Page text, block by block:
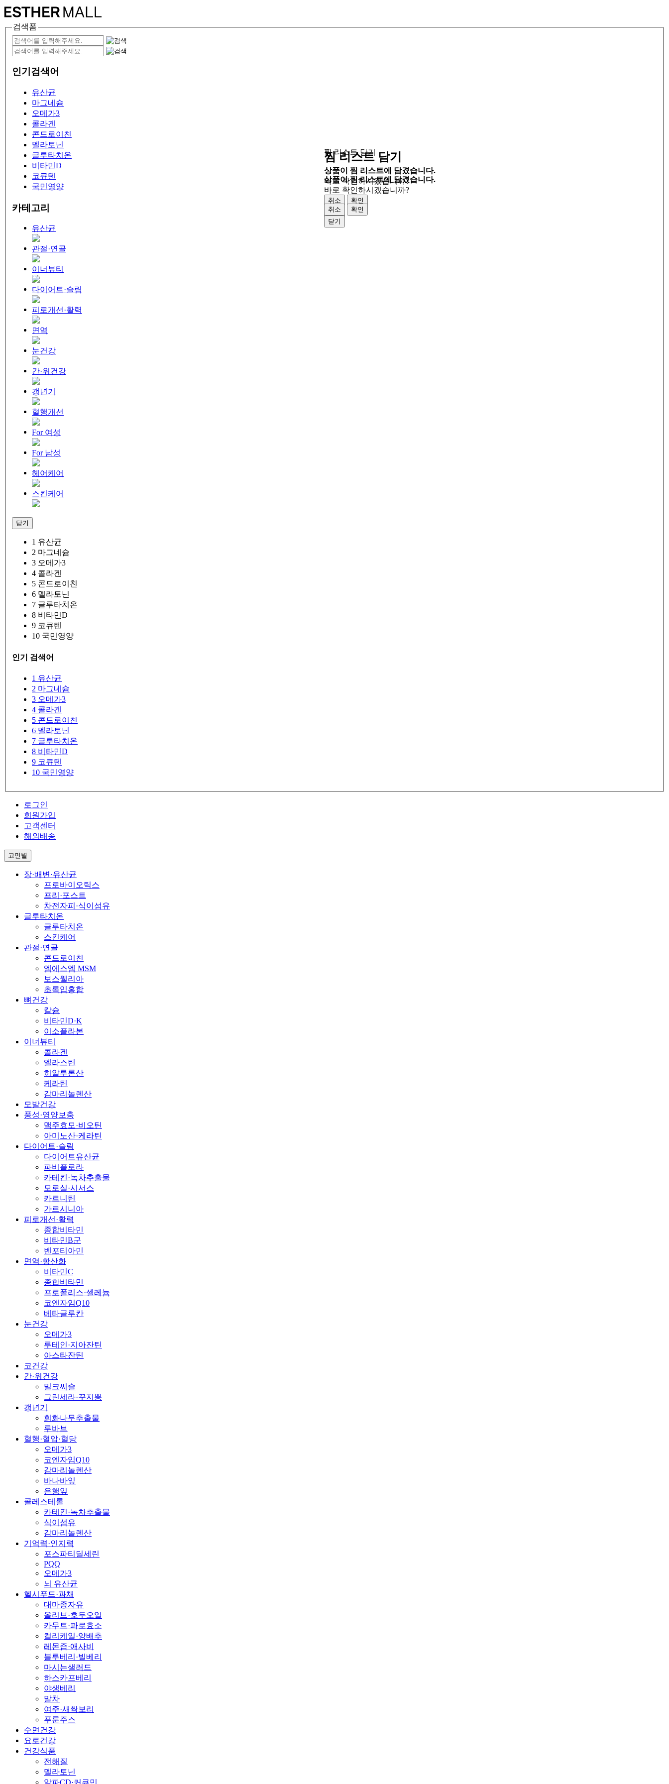
검색폼
인기검색어
유산균
마그네슘
오메가3
콜라겐
콘드로이친
멜라토닌
글루타치온
비타민D
코큐텐
국민영양
카테고리
유산균
관절·연골
이너뷰티
다이어트·슬림
피로개선·활력
면역
눈건강
간·위건강
갱년기
혈행개선
For 여성
For 남성
헤어케어
스킨케어
닫기
1 유산균
2 마그네슘
3 오메가3
4 콜라겐
5 콘드로이친
6 멜라토닌
7 글루타치온
8 비타민D
9 코큐텐
10 국민영양
인기 검색어
1 유산균
2 마그네슘
3 오메가3
4 콜라겐
5 콘드로이친
6 멜라토닌
7 글루타치온
8 비타민D
9 코큐텐
10 국민영양
로그인
회원가입
고객센터
해외배송
고민별
장·배변·유산균
프로바이오틱스
프리·포스트
차전자피·식이섬유
글루타치온
글루타치온
스킨케어
관절·연골
콘드로이친
엠에스엠 MSM
보스웰리아
초록입홍합
뼈건강
칼슘
비타민D·K
이소플라본
이너뷰티
콜라겐
엘라스틴
히알루론산
케라틴
감마리놀렌산
모발건강
풍성·영양보충
맥주효모·비오틴
아미노산·케라틴
다이어트·슬림
다이어트유산균
파비플로라
카테킨·녹차추출물
모로실·시서스
카르니틴
가르시니아
피로개선·활력
종합비타민
비타민B군
벤포티아민
면역·항산화
비타민C
종합비타민
프로폴리스·셀레늄
코엔자임Q10
베타글루칸
눈건강
오메가3
루테인·지아잔틴
아스타잔틴
코건강
간·위건강
밀크씨슬
그린세라·꾸지뽕
갱년기
회화나무추출물
루바브
혈행·혈압·혈당
오메가3
코엔자임Q10
감마리놀렌산
바나바잎
은행잎
콜레스테롤
카테킨·녹차추출물
식이섬유
감마리놀렌산
기억력·인지력
포스파티딜세린
PQQ
오메가3
뇌 유산균
헬시푸드·과채
대마종자유
올리브·호두오일
카무트·파로효소
컬리케일·양배추
레몬즙·애사비
블루베리·빌베리
마시는샐러드
하스카프베리
야생베리
말차
여주·새싹보리
푸룬주스
수면건강
요로건강
건강식품
전해질
멜라토닌
알파CD·커큐민
찜 리스트 담기
상품이 찜 리스트에 담겼습니다.
바로 확인하시겠습니까?
취소
확인
닫기
찜 리스트 담기
상품이 찜 리스트에 담겼습니다.
바로 확인하시겠습니까?
취소
확인
닫기